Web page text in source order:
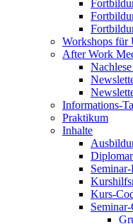
Workshops für
After Work
Informations-
Praktikum
Inhalte
Kurs-